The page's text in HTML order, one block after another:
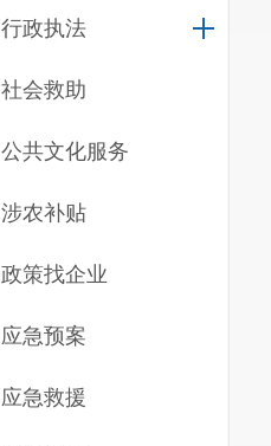
行政执法
社会救助
公共文化服务
涉农补贴
政策找企业
应急预案
应急救援